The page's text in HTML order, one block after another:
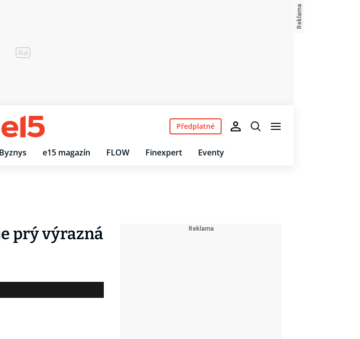
Byznys e15 magazín FLOW Finexpert Eventy
Předplatné
prý výrazná